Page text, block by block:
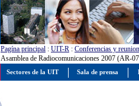
Pagína principal : UIT-R : Conferencias y
Asamblea de Radiocomunicaciones 2007 (AR-
Sectores de la UIT Sala de prensa